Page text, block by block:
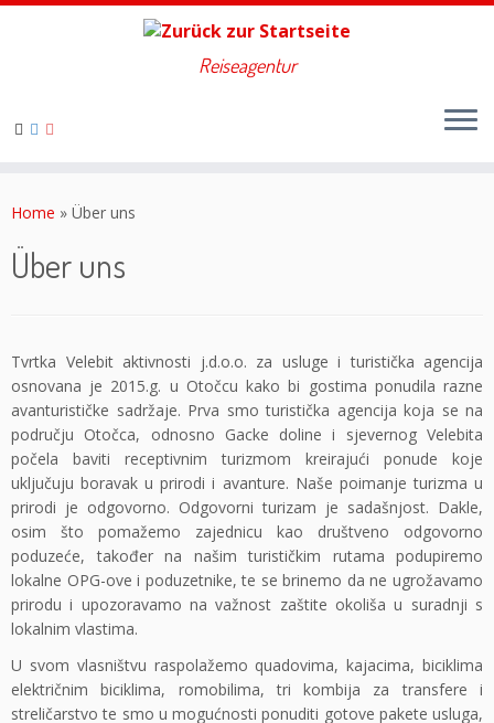
Inhalt
Reiseagentur
Home » Über uns
Über uns
Tvrtka Velebit aktivnosti j.d.o.o. za usluge i turistička agencija
osnovana je 2015.g. u Otočcu kako bi gostima ponudila razne
avanturističke sadržaje. Prva smo turistička agencija koja se na
području Otočca, odnosno Gacke doline i sjevernog Velebita
počela baviti receptivnim turizmom kreirajući ponude koje
uključuju boravak u prirodi i avanture. Naše poimanje turizma u
prirodi je odgovorno. Odgovorni turizam je sadašnjost. Dakle,
osim što pomažemo zajednicu kao društveno odgovorno
poduzeće, također na našim turističkim rutama podupiremo
lokalne OPG-ove i poduzetnike, te se brinemo da ne ugrožavamo
prirodu i upozoravamo na važnost zaštite okoliša u suradnji s
lokalnim vlastima.
U svom vlasništvu raspolažemo quadovima, kajacima, biciklima
električnim biciklima, romobilima, tri kombija za transfere i
streličarstvo te smo u mogućnosti ponuditi gotove pakete usluga,